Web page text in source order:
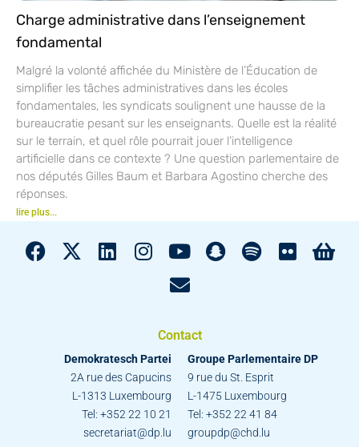
Charge administrative dans l’enseignement
fondamental
Malgré la volonté affichée du Ministère de l’Éducation de
simplifier les tâches administratives dans les écoles
fondamentales, les syndicats soulignent une hausse de la
bureaucratie pesant sur les enseignants. Quelle est la réalité
sur le terrain, et quel rôle pourrait jouer l’intelligence
artificielle dans ce contexte ? Une question parlementaire de
nos députés Gilles Baum et Barbara Agostino cherche des
réponses.
lire plus...
Contact
Demokratesch Partei
2A rue des Capucins
L-1313 Luxembourg
Tel: +352 22 10 21
secretariat@dp.lu
Groupe Parlementaire DP
9 rue du St. Esprit
L-1475 Luxembourg
Tel: +352 22 41 84
groupdp@chd.lu